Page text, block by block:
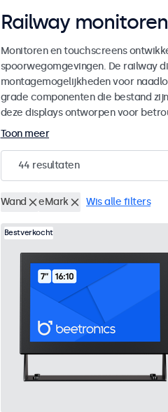
Railway
Monitoren en touchscreens
spoorwegomgevingen. De railway
montagemogelijkheden voor
grade componenten die bestand
deze displays ontworpen voor
Toon meer
44 resultaten
Wand eMark Wis alle filters
Bestverkocht